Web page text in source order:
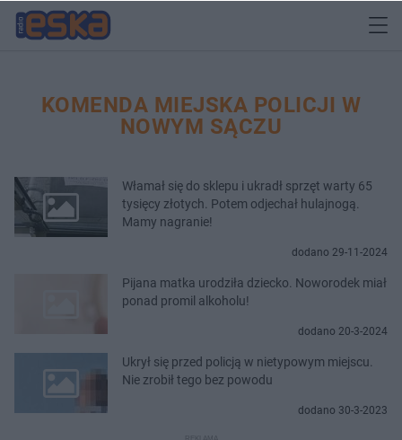
KOMENDA MIEJSKA POLICJI W
NOWYM SĄCZU
Włamał się do sklepu i ukradł sprzęt warty 65
tysięcy złotych. Potem odjechał hulajnogą.
Mamy nagranie!
dodano 29-11-2024
Pijana matka urodziła dziecko. Noworodek miał
ponad promil alkoholu!
dodano 20-3-2024
Ukrył się przed policją w nietypowym miejscu.
Nie zrobił tego bez powodu
dodano 30-3-2023